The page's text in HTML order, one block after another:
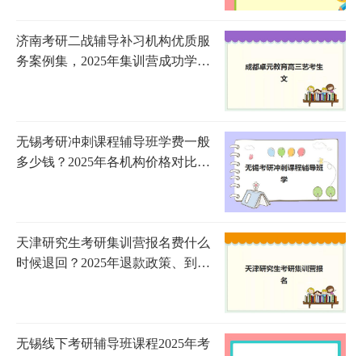
济南考研二战辅导补习机构优质服
务案例集，2025年集训营成功学员
无锡考研冲刺课程辅导班学费一般
多少钱？2025年各机构价格对比与
天津研究生考研集训营报名费什么
时候退回？2025年退款政策、到账
无锡线下考研辅导班课程2025年考